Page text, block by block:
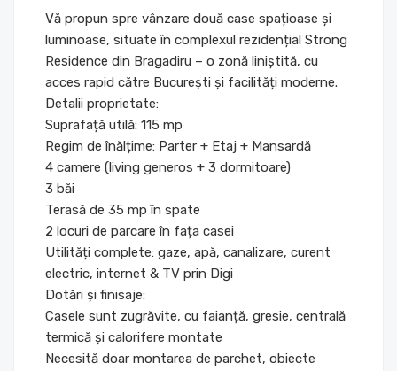
Vă propun spre vânzare două case spațioase și
luminoase, situate în complexul rezidențial Strong
Residence din Bragadiru – o zonă liniștită, cu
acces rapid către București și facilități moderne.
Detalii proprietate:
Suprafață utilă: 115 mp
Regim de înălțime: Parter + Etaj + Mansardă
4 camere (living generos + 3 dormitoare)
3 băi
Terasă de 35 mp în spate
2 locuri de parcare în fața casei
Utilități complete: gaze, apă, canalizare, curent
electric, internet & TV prin Digi
Dotări și finisaje:
Casele sunt zugrăvite, cu faianță, gresie, centrală
termică și calorifere montate
Necesită doar montarea de parchet, obiecte